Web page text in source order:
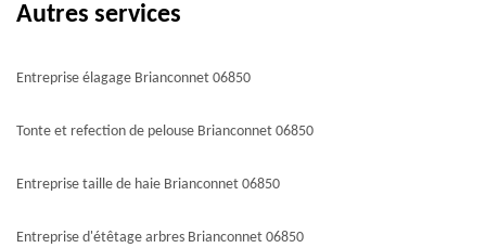
Autres services
Entreprise élagage Brianconnet 06850
Tonte et refection de pelouse Brianconnet 06850
Entreprise taille de haie Brianconnet 06850
Entreprise d'étêtage arbres Brianconnet 06850